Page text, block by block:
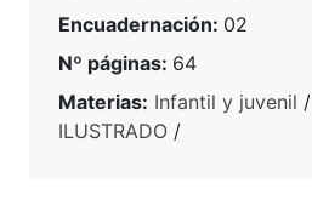
Encuadernación: 02
Nº páginas: 64
Materias: Infantil y juvenil /
ILUSTRADO /